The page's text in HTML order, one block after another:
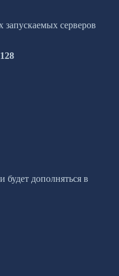
серверов
дополняться в